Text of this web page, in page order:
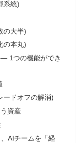
系統)
の大半)
の本丸)
1つの機能ができ
ドオフの解消)
資産
AIチームを「経